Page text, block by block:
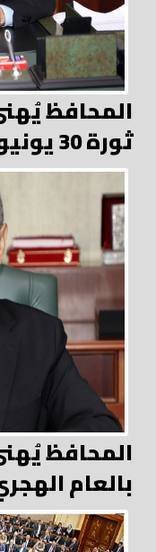
المحافظ
ثورة 30 يونيو المجيدة
المحافظ
بالعام